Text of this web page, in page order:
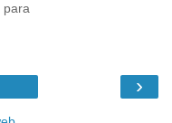
para
›